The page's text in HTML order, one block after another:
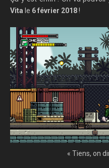
Vita le 6 février 2018!
« Tiens, on